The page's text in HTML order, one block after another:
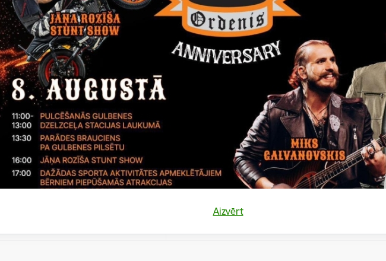
Aizvērt
pakalpojumus)
Statistikas sīkdatnes (nepieciešamas,
lai uzlabotu vietnes darbību un
pakalpojumus)
Reģistrē unikālu ID, kas tiek izmantots statistisko
par to, kā apmeklētājs izmanto vietni.
Statistikas sīkdatnes (nepieciešamas,
lai uzlabotu vietnes darbību un
pakalpojumus)
Reģistrē unikālu ID priekš jaunākās GA 4 versijas,
izmantots statistisko datu iegūšanai par to, kā
Sociālo mediju sīkdatnes
(nepieciešamas, lai Jūs varētu dalīties
ar saturu sociālajos tīklos)
Šīs sīkdatnes ir paredzētas tādu vietņu un satura
kas jūs interesē mūsu vietnē, izmantojot trešo
tīklus vai citas vietnes.
Cookie is needed for all users for sharing content